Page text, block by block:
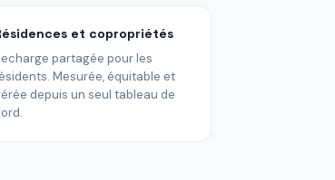
et copropriétés
partagée pour les
Mesurée, équitable et
depuis un seul tableau de